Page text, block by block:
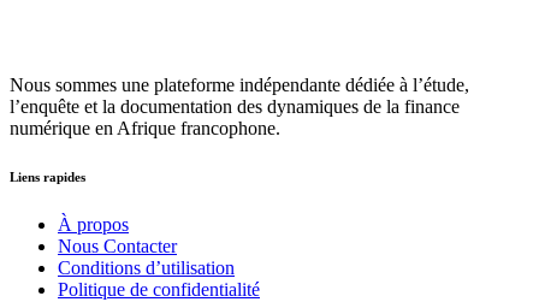
Nous sommes une plateforme indépendante dédiée à l’étude,
l’enquête et la documentation des dynamiques de la finance
numérique en Afrique francophone.
Liens rapides
À propos
Nous Contacter
Conditions d’utilisation
Politique de confidentialité